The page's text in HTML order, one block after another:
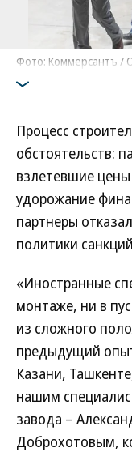
Фото: Коммерсантъ /
Процесс
обстоятельств:
взлетевшие
удорожание
партнеры
политики
«Иностранные
монтаже, ни в
из сложного
предыдущий
Казани,
нашим
завода –
Доброхотовым,